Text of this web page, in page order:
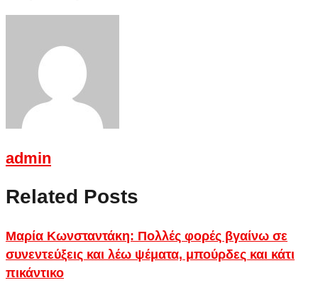
admin
Related Posts
Μαρία Κωνσταντάκη: Πολλές φορές βγαίνω σε
συνεντεύξεις και λέω ψέματα, μπούρδες και κάτι
πικάντικο